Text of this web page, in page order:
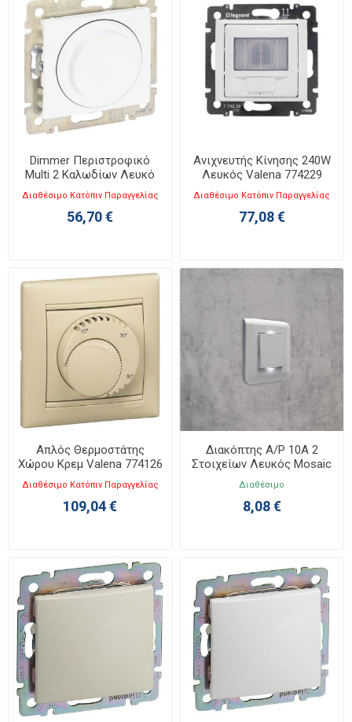
Dimmer Περιστροφικό
Multi 2 Καλωδίων Λευκό
Valena 774263
Διαθέσιμο Κατόπιν Παραγγελίας
56,70 €
Ανιχνευτής Κίνησης 240W
Λευκός Valena 774229
Διαθέσιμο Κατόπιν Παραγγελίας
77,08 €
Απλός Θερμοστάτης
Χώρου Κρεμ Valena 774126
Διαθέσιμο Κατόπιν Παραγγελίας
109,04 €
Διακόπτης Α/Ρ 10A 2
Στοιχείων Λευκός Mosaic
077011L
Διαθέσιμο
8,08 €